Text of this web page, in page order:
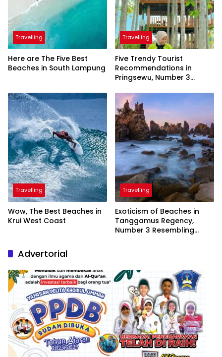
Travelling
Here are The Five Best
Beaches in South Lampung
Travelling
Five Trendy Tourist
Recommendations in
Pringsewu, Number 3
President
Travelling
Wow, The Best Beaches in
Krui West Coast
Travelling
Exoticism of Beaches in
Tanggamus Regency,
Number 3 Resembling
Advertorial